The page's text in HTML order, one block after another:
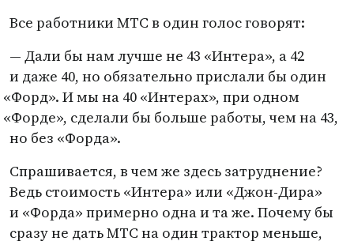
Все работники МТС в один голос говорят:
— Дали бы нам лучше не 43 «Интера», а 42
и даже 40, но обязательно прислали бы один
«Форд». И мы на 40 «Интерах», при одном
«Форде», сделали бы больше работы, чем на 43,
но без «Форда».
Спрашивается, в чем же здесь затруднение?
Ведь стоимость «Интера» или «Джон-Дира»
и «Форда» примерно одна и та же. Почему бы
сразу не дать МТС на один трактор меньше,